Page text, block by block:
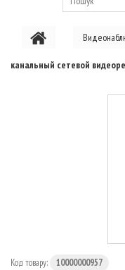
PON ОБЛАДНАННЯ
канальный сетевой
Код товару: 10000000957